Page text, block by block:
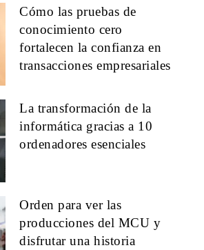
Cómo las pruebas de
conocimiento cero
fortalecen la confianza en
transacciones empresariales
La transformación de la
informática gracias a 10
ordenadores esenciales
Orden para ver las
producciones del MCU y
disfrutar una historia